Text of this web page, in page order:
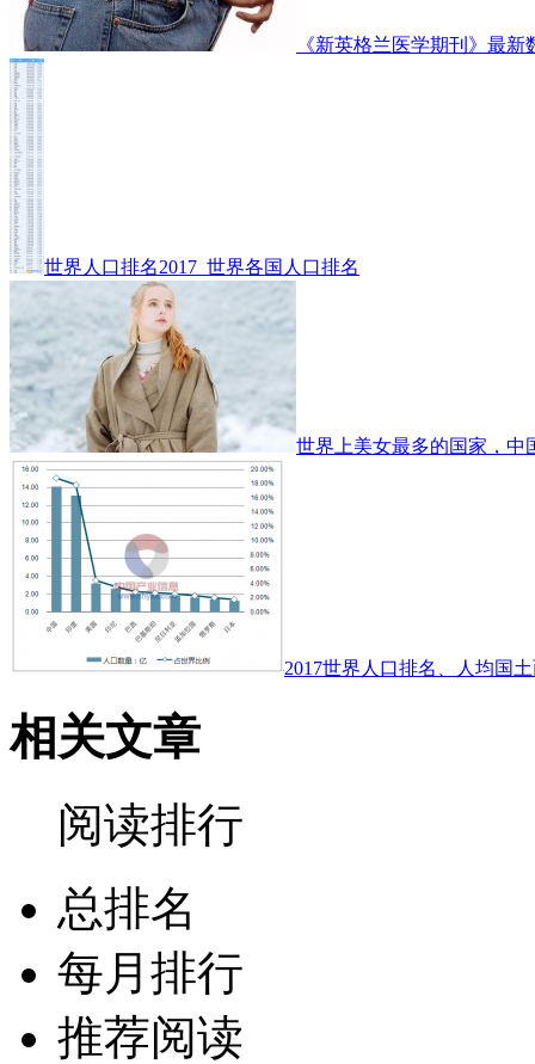
《新英格兰医学期刊》最
世界人口排名2017_世界各国人口排名
世界上美女最多的国家，中
2017世界人口排名、人均国
相关文章
阅读排行
总排名
每月排行
推荐阅读